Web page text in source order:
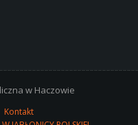
w Haczowie
Kontakt